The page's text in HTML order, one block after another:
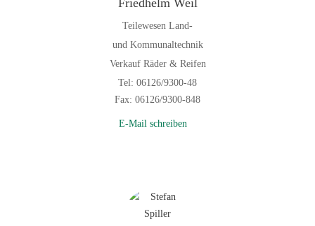
Teilewesen Land-
und Kommunaltechnik
Verkauf Räder & Reifen
Tel: 06126/9300-48
Fax: 06126/9300-848
E-Mail schreiben